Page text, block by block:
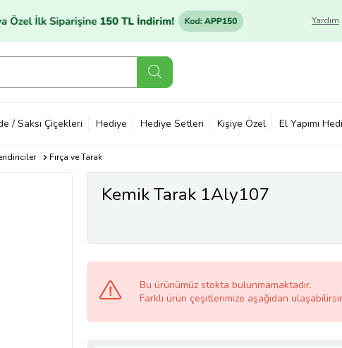
Yardım
/ Saksı Çiçekleri Hediye Hediye Setleri Kişiye Özel El Yapımı
Fırça ve Tarak
Kemik Tarak 1Aly107
Bu ürünümüz stokta bulunmamaktadır.
Farklı ürün çeşitlerimize aşağıdan